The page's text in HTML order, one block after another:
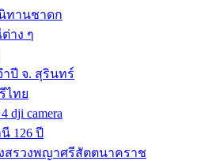
ทานชาดก
าง ๆ
ปี จ. สุรินทร์
ไทย
dji camera
126 ปี
สรวงพญาศรีสัตตนาคราช